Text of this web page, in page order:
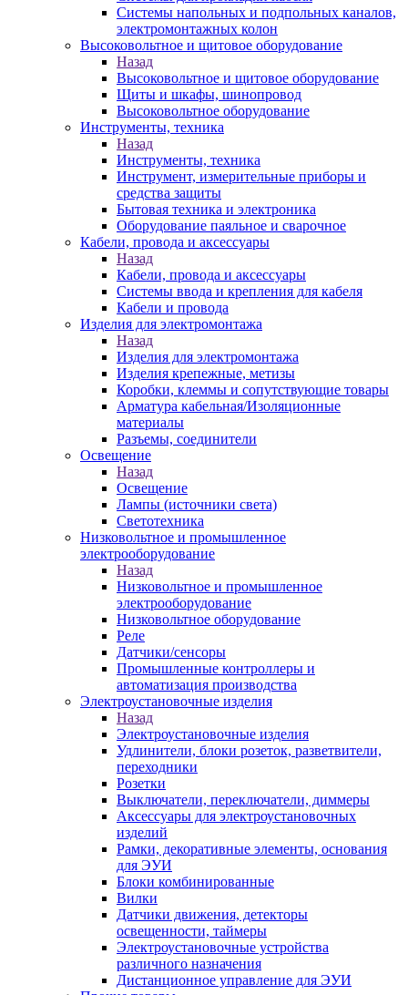
Системы напольных и подпольных каналов,
электромонтажных колон
Высоковольтное и щитовое оборудование
Назад
Высоковольтное и щитовое оборудование
Щиты и шкафы, шинопровод
Высоковольтное оборудование
Инструменты, техника
Назад
Инструменты, техника
Инструмент, измерительные приборы и
средства защиты
Бытовая техника и электроника
Оборудование паяльное и сварочное
Кабели, провода и аксессуары
Назад
Кабели, провода и аксессуары
Системы ввода и крепления для кабеля
Кабели и провода
Изделия для электромонтажа
Назад
Изделия для электромонтажа
Изделия крепежные, метизы
Коробки, клеммы и сопутствующие товары
Арматура кабельная/Изоляционные
материалы
Разъемы, соединители
Освещение
Назад
Освещение
Лампы (источники света)
Светотехника
Низковольтное и промышленное
электрооборудование
Назад
Низковольтное и промышленное
электрооборудование
Низковольтное оборудование
Реле
Датчики/сенсоры
Промышленные контроллеры и
автоматизация производства
Электроустановочные изделия
Назад
Электроустановочные изделия
Удлинители, блоки розеток, разветвители,
переходники
Розетки
Выключатели, переключатели, диммеры
Аксессуары для электроустановочных
изделий
Рамки, декоративные элементы, основания
для ЭУИ
Блоки комбинированные
Вилки
Датчики движения, детекторы
освещенности, таймеры
Электроустановочные устройства
различного назначения
Дистанционное управление для ЭУИ